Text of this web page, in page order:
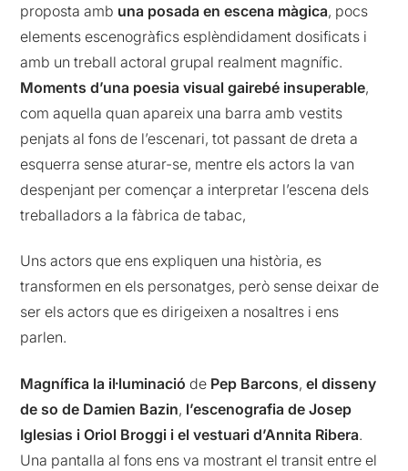
proposta amb una posada en escena màgica, pocs
elements escenogràfics esplèndidament dosificats i
amb un treball actoral grupal realment magnífic.
Moments d’una poesia visual gairebé insuperable,
com aquella quan apareix una barra amb vestits
penjats al fons de l’escenari, tot passant de dreta a
esquerra sense aturar-se, mentre els actors la van
despenjant per començar a interpretar l’escena dels
treballadors a la fàbrica de tabac,
Uns actors que ens expliquen una història, es
transformen en els personatges, però sense deixar de
ser els actors que es dirigeixen a nosaltres i ens
parlen.
Magnífica la il·luminació de Pep Barcons,el disseny
de so de Damien Bazin, l’escenografia de Josep
Iglesias i Oriol Broggi i el vestuari d’Annita Ribera.
Una pantalla al fons ens va mostrant el transit entre el